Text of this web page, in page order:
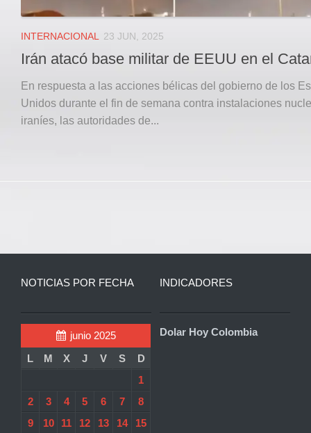
INTERNACIONAL 23 JUN, 2025
Irán atacó base militar de EEUU en el
En respuesta a las acciones bélicas del gobierno de los
Unidos durante el fin de semana contra instalaciones
iraníes, las autoridades de...
NOTICIAS POR FECHA
junio 2025
L
M X J V S
D
1
2
3 4 5 6 7
8
9
10 11 12 13 14
15
INDICADORES
Dolar Hoy Colombia